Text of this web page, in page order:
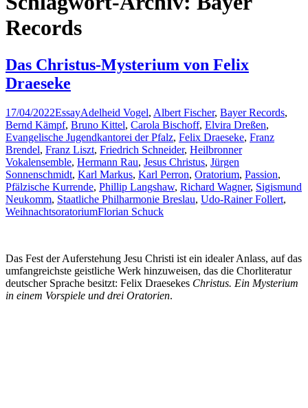
Records
Das Christus-Mysterium von Felix
Draeseke
17/04/2022EssayAdelheid Vogel, Albert Fischer, Bayer Records,
Bernd Kämpf, Bruno Kittel, Carola Bischoff, Elvira Dreßen,
Evangelische Jugendkantorei der Pfalz, Felix Draeseke, Franz
Brendel, Franz Liszt, Friedrich Schneider, Heilbronner
Vokalensemble, Hermann Rau, Jesus Christus, Jürgen
Sonnenschmidt, Karl Markus, Karl Perron, Oratorium, Passion,
Pfälzische Kurrende, Phillip Langshaw, Richard Wagner, Sigismund
Neukomm, Staatliche Philharmonie Breslau, Udo-Rainer Follert,
WeihnachtsoratoriumFlorian Schuck
Das Fest der Auferstehung Jesu Christi ist ein idealer Anlass, auf das
umfangreichste geistliche Werk hinzuweisen, das die Chorliteratur
deutscher Sprache besitzt: Felix Draesekes Christus. Ein Mysterium
in einem Vorspiele und drei Oratorien.